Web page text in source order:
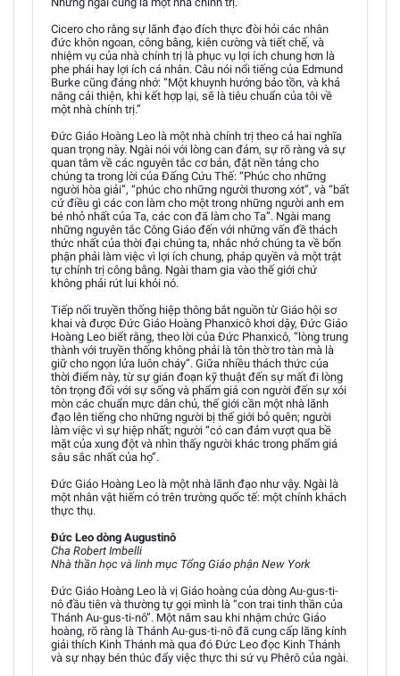
Cicero cho rằng sự lãnh đạo đích thực đòi hỏi các nhân
đức khôn ngoan, công bằng, kiên cường và tiết chế, và
nhiệm vụ của nhà chính trị là phục vụ lợi ích chung hơn là
phe phái hay lợi ích cá nhân. Câu nói nổi tiếng của Edmund
Burke cũng đáng nhớ: “Một khuynh hướng bảo tồn, và khả
năng cải thiện, khi kết hợp lại, sẽ là tiêu chuẩn của tôi về
một nhà chính trị.”
Đức Giáo Hoàng Leo là một nhà chính trị theo cả hai nghĩa
quan trọng này. Ngài nói với lòng can đảm, sự rõ ràng và sự
quan tâm về các nguyên tắc cơ bản, đặt nền tảng cho
chúng ta trong lời của Đấng Cứu Thế: “Phúc cho những
người hòa giải”, “phúc cho những người thương xót”, và “bất
cứ điều gì các con làm cho một trong những người anh em
bé nhỏ nhất của Ta, các con đã làm cho Ta”. Ngài mang
những nguyên tắc Công Giáo đến với những vấn đề thách
thức nhất của thời đại chúng ta, nhắc nhở chúng ta về bổn
phận phải làm việc vì lợi ích chung, pháp quyền và một trật
tự chính trị công bằng. Ngài tham gia vào thế giới chứ
không phải rút lui khỏi nó.
Tiếp nối truyền thống hiệp thông bắt nguồn từ Giáo hội sơ
khai và được Đức Giáo Hoàng Phanxicô khơi dậy, Đức Giáo
Hoàng Leo biết rằng, theo lời của Đức Phanxicô, “lòng trung
thành với truyền thống không phải là tôn thờ tro tàn mà là
giữ cho ngọn lửa luôn cháy”. Giữa nhiều thách thức của
thời điểm này, từ sự gián đoạn kỹ thuật đến sự mất đi lòng
tôn trọng đối với sự sống và phẩm giá con người đến sự xói
mòn các chuẩn mực dân chủ, thế giới cần một nhà lãnh
đạo lên tiếng cho những người bị thế giới bỏ quên; người
làm việc vì sự hiệp nhất; người “có can đảm vượt qua bề
mặt của xung đột và nhìn thấy người khác trong phẩm giá
sâu sắc nhất của họ”.
Đức Giáo Hoàng Leo là một nhà lãnh đạo như vậy. Ngài là
một nhân vật hiếm có trên trường quốc tế: một chính khách
thực thụ.
Đức Leo dòng Augustinô
Cha Robert Imbelli
Nhà thần học và linh mục Tổng Giáo phận New York
Đức Giáo Hoàng Leo là vị Giáo hoàng của dòng Au-gus-ti-
nô đầu tiên và thường tự gọi mình là “con trai tinh thần của
Thánh Au-gus-ti-nô”. Một năm sau khi nhậm chức Giáo
hoàng, rõ ràng là Thánh Au-gus-ti-nô đã cung cấp lăng kính
giải thích Kinh Thánh mà qua đó Đức Leo đọc Kinh Thánh
và sự nhạy bén thúc đẩy việc thực thi sứ vụ Phêrô của ngài.